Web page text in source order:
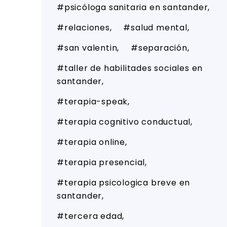
psicóloga sanitaria en santander
relaciones
salud mental
san valentin
separación
taller de habilitades sociales en
santander
terapia-speak
terapia cognitivo conductual
terapia online
terapia presencial
terapia psicologica breve en
santander
tercera edad